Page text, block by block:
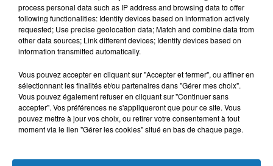
Bélier Taureau Gémeaux
process personal data such as IP address and browsing data to offer
following functionalities: Identify devices based on information actively
requested; Use precise geolocation data; Match and combine data from
other data sources; Link different devices; Identify devices based on
information transmitted automatically.
Vous pouvez accepter en cliquant sur "Accepter et fermer", ou affiner en
sélectionnant les finalités et/ou partenaires dans "Gérer mes choix".
Vous pouvez également refuser en cliquant sur "Continuer sans
accepter". Vos préférences ne s'appliqueront que pour ce site. Vous
pouvez mettre à jour vos choix, ou retirer votre consentement à tout
moment via le lien "Gérer les cookies" situé en bas de chaque page.